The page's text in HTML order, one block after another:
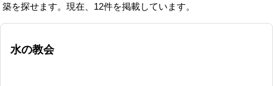
築を探せます。現在、12件を掲載しています。
水の教会